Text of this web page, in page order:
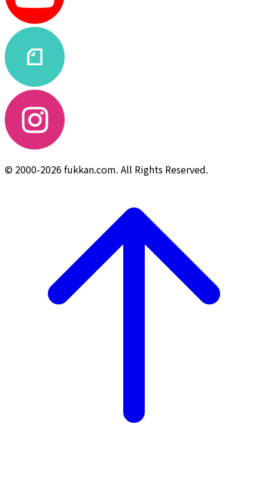
© 2000-2026 fukkan.com. All Rights Reserved.